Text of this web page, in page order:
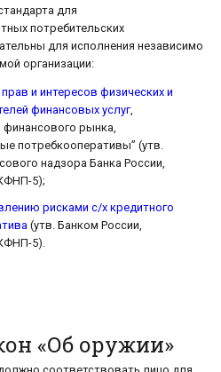
для
потребительских
для исполнения независимо
организации:
и интересов физических и
финансовых услуг,
рынка,
потребкооперативы” (утв.
надзора Банка России,
5);
рисками с/х кредитного
(утв. Банком России,
5).
«Об оружии»